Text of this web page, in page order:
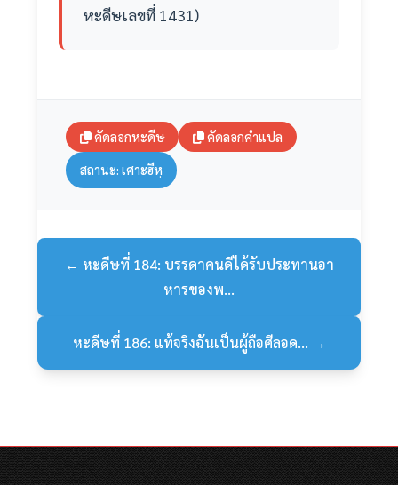
หะดีษเลขที่ 1431)
คัดลอกหะดีษ คัดลอกคำแปล
สถานะ: เศาะฮีหฺ
← หะดีษที่ 184: บรรดาคนดีได้รับประทานอา
หารของพ...
หะดีษที่ 186: แท้จริงฉันเป็นผู้ถือศีลอด... →